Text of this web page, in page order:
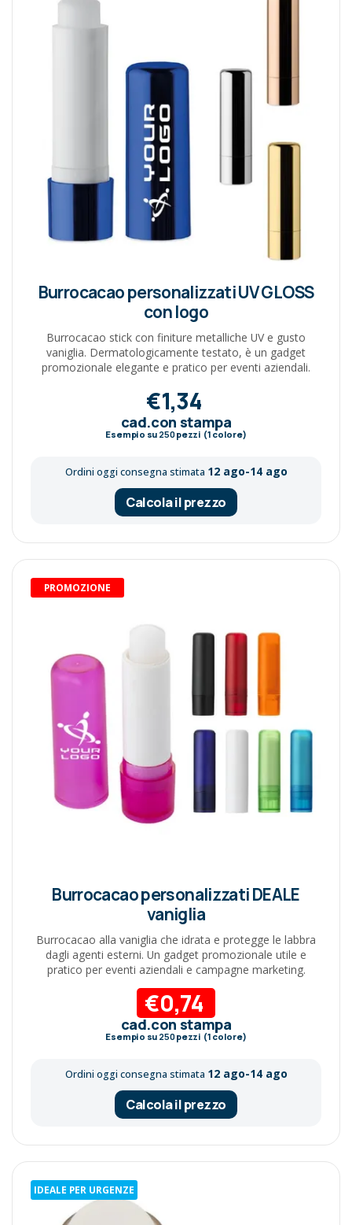
Burrocacao personalizzati UV GLOSS
con logo
Burrocacao stick con finiture metalliche UV e gusto
vaniglia. Dermatologicamente testato, è un gadget
promozionale elegante e pratico per eventi aziendali.
€1,34
cad.con stampa
Esempio su 250pezzi (1 colore)
Ordini oggi consegna stimata 12 ago-14 ago
Calcola il prezzo
PROMOZIONE
Burrocacao personalizzati DEALE
vaniglia
Burrocacao alla vaniglia che idrata e protegge le labbra
dagli agenti esterni. Un gadget promozionale utile e
pratico per eventi aziendali e campagne marketing.
€0,74
cad.con stampa
Esempio su 250pezzi (1 colore)
Ordini oggi consegna stimata 12 ago-14 ago
Calcola il prezzo
IDEALE PER URGENZE